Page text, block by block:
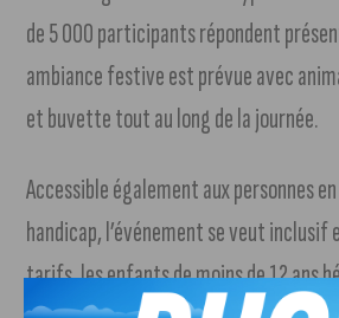
de 5 000 participants répondent
ambiance festive est prévue avec
et buvette tout au long de la journée.
Accessible également aux personnes
handicap, l’événement se veut
tarifs, les enfants de moins de 12 ans